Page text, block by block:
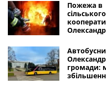
Пожежа в
матеріал
громади: